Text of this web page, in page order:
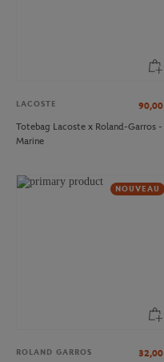
LACOSTE 90,00
Totebag Lacoste x Roland-Garros -
Marine
NOUVEAU
ROLAND GARROS 32,00